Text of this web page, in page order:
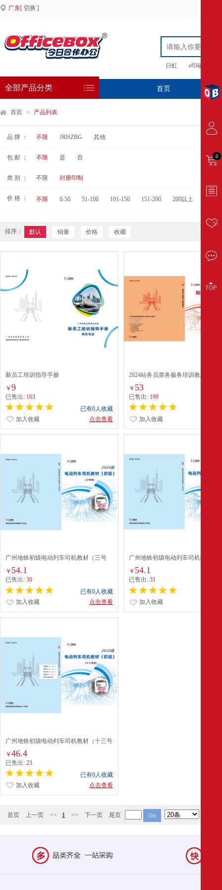
广东[ 切换 ]
日虹 e印硒鼓
全部产品分类 首页 专
首页 > 产品列表
品 牌 ： 不限 JRHZBG 其他
包 邮 ： 不限 是 否
类 别 ： 不限 封册印制
价 格 ： 不限 0-50 51-100 101-150 151-200 200以上
排序： 默认 销量 价格 收藏
新员工培训指导手册
￥ 9
已售出: 163
已有0人收藏
点击查看
加入收藏
2024站务员票务服务培训教材
￥ 53
已售出: 199
加入收藏
广州地铁初级电动列车司机教材（三号
线）
￥ 54.1
已售出: 30
已有0人收藏
点击查看
加入收藏
广州地铁初级电动列车司机教材（
线）
￥ 54.1
已售出:31
加入收藏
广州地铁初级电动列车司机教材（十三号
￥ 46.4
已售出: 23
已有0人收藏
点击查看
加入收藏
首页 上一页 << 1 >> 下一页 尾页
0